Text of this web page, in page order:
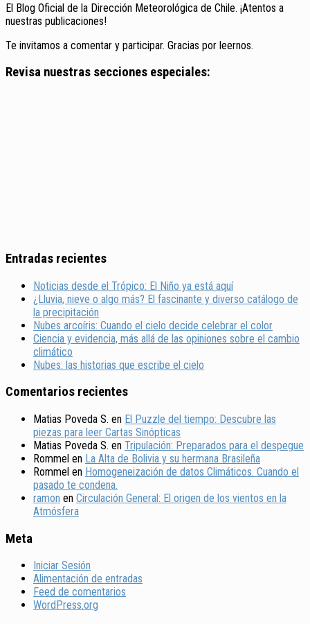
El Blog Oficial de la Dirección Meteorológica de Chile. ¡Atentos a
nuestras publicaciones!
Te invitamos a comentar y participar. Gracias por leernos.
Revisa nuestras secciones especiales:
Entradas recientes
Noticias desde el Trópico: El Niño ya está aquí
¿Lluvia, nieve o algo más? El fascinante y diverso catálogo de
la precipitación
Nubes arcoíris: Cuando el cielo decide celebrar el color
Ciencia y evidencia, más allá de las opiniones sobre el cambio
climático
Nubes: las historias que escribe el cielo
Comentarios recientes
Matias Poveda S. en El Puzzle del tiempo: Descubre las
piezas para leer Cartas Sinópticas
Matias Poveda S. en Tripulación: Preparados para el despegue
Rommel en La Alta de Bolivia y su hermana Brasileña
Rommel en Homogeneización de datos Climáticos. Cuando el
pasado te condena.
ramon en Circulación General: El origen de los vientos en la
Atmósfera
Meta
Iniciar Sesión
Alimentación de entradas
Feed de comentarios
WordPress.org